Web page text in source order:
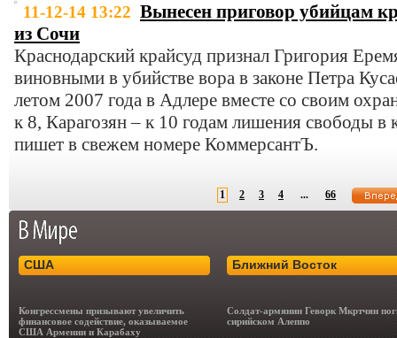
11-12-14 13:22 Вынесен приговор убийцам
из Сочи
Краснодарский крайсуд признал Григория
виновными в убийстве вора в законе Петра
летом 2007 года в Адлере вместе со своим
к 8, Карагозян – к 10 годам лишения свободы в
пишет в свежем номере КоммерсантЪ.
1 2 3 4 ... 66
США
Конгрессмены призывают увеличить
финансовое содействие, оказываемое
США Армении и Карабаху
Ближний Восток
Солдат-армянин Геворк Мкртчян
сирийском Алеппо